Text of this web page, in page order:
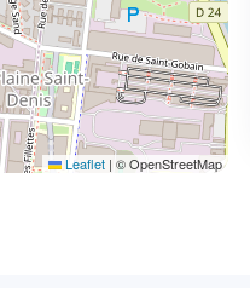
Leaflet | © OpenStreetMap